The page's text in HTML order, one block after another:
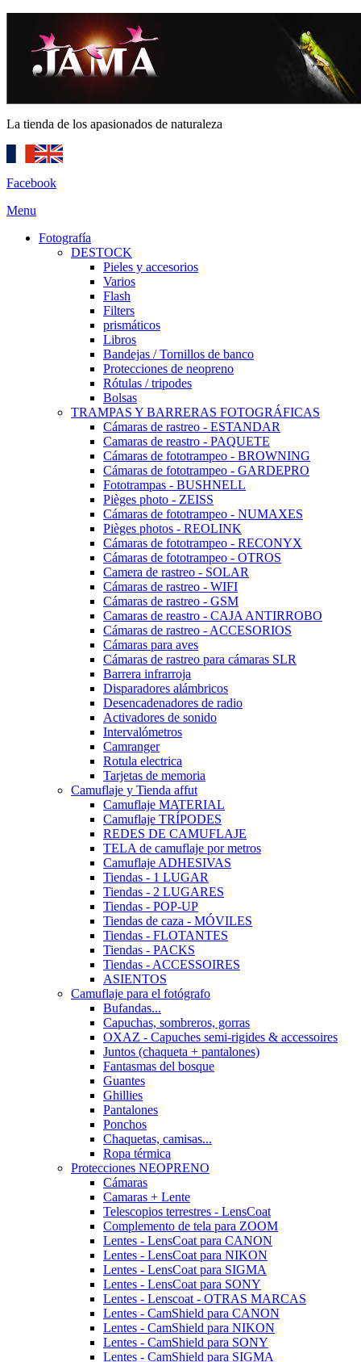
La tienda de los apasionados de naturaleza
Facebook
Menu
Fotografía
DESTOCK
Pieles y accesorios
Varios
Flash
Filters
prismáticos
Libros
Bandejas / Tornillos de banco
Protecciones de neopreno
Rótulas / tripodes
Bolsas
TRAMPAS Y BARRERAS FOTOGRÁFICAS
Cámaras de rastreo - ESTANDAR
Camaras de reastro - PAQUETE
Cámaras de fototrampeo - BROWNING
Cámaras de fototrampeo - GARDEPRO
Fototrampas - BUSHNELL
Pièges photo - ZEISS
Cámaras de fototrampeo - NUMAXES
Pièges photos - REOLINK
Cámaras de fototrampeo - RECONYX
Cámaras de fototrampeo - OTROS
Camera de rastreo - SOLAR
Cámaras de rastreo - WIFI
Cámaras de rastreo - GSM
Camaras de reastro - CAJA ANTIRROBO
Cámaras de rastreo - ACCESORIOS
Cámaras para aves
Cámaras de rastreo para cámaras SLR
Barrera infrarroja
Disparadores alámbricos
Desencadenadores de radio
Activadores de sonido
Intervalómetros
Camranger
Rotula electrica
Tarjetas de memoria
Camuflaje y Tienda affut
Camuflaje MATERIAL
Camuflaje TRÍPODES
REDES DE CAMUFLAJE
TELA de camuflaje por metros
Camuflaje ADHESIVAS
Tiendas - 1 LUGAR
Tiendas - 2 LUGARES
Tiendas - POP-UP
Tiendas de caza - MÓVILES
Tiendas - FLOTANTES
Tiendas - PACKS
Tiendas - ACCESSOIRES
ASIENTOS
Camuflaje para el fotógrafo
Bufandas...
Capuchas, sombreros, gorras
OXAZ - Capuches semi-rigides & accessoires
Juntos (chaqueta + pantalones)
Fantasmas del bosque
Guantes
Ghillies
Pantalones
Ponchos
Chaquetas, camisas...
Ropa térmica
Protecciones NEOPRENO
Cámaras
Camaras + Lente
Telescopios terrestres - LensCoat
Complemento de tela para ZOOM
Lentes - LensCoat para CANON
Lentes - LensCoat para NIKON
Lentes - LensCoat para SIGMA
Lentes - LensCoat para SONY
Lentes - Lenscoat - OTRAS MARCAS
Lentes - CamShield para CANON
Lentes - CamShield para NIKON
Lentes - CamShield para SONY
Lentes - CamShield para SIGMA